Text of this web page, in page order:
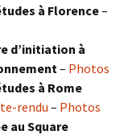
à Florence–
d’initiation à
– Photos
à Rome
rendu – Photos
au Square